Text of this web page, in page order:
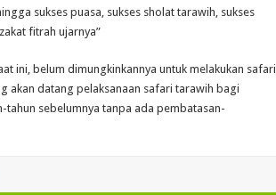
sukses puasa, sukses sholat tarawih, sukses
fitrah ujarnya”
ini, belum dimungkinkannya untuk melakukan safari
akan datang pelaksanaan safari tarawih bagi
sebelumnya tanpa ada pembatasan-